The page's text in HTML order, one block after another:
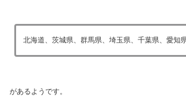
北海道、茨城県、群馬県、埼玉県、千葉県、愛知
があるようです。